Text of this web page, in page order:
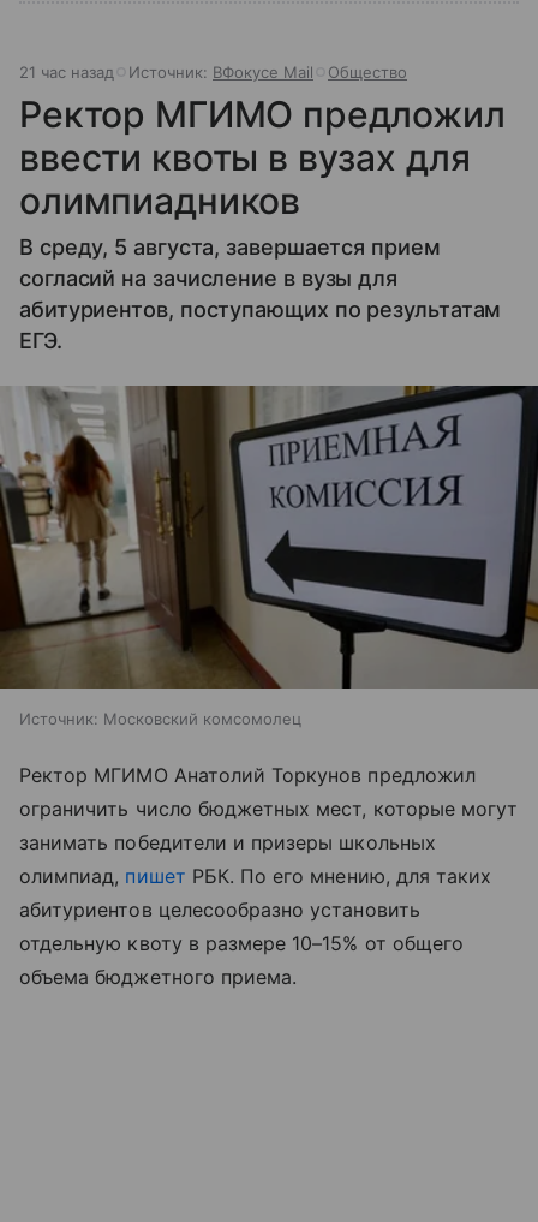
21 час назад Источник: ВФокусе Mail Общество
Ректор МГИМО предложил
ввести квоты в вузах для
олимпиадников
В среду, 5 августа, завершается прием
согласий на зачисление в вузы для
абитуриентов, поступающих по результатам
ЕГЭ.
Источник: Московский комсомолец
Ректор МГИМО Анатолий Торкунов предложил
ограничить число бюджетных мест, которые могут
занимать победители и призеры школьных
олимпиад, пишет РБК. По его мнению, для таких
абитуриентов целесообразно установить
отдельную квоту в размере 10–15% от общего
объема бюджетного приема.